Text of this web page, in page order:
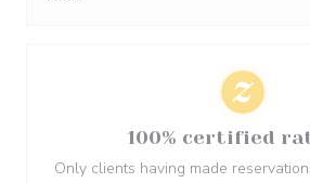
100% certified
Only clients having made